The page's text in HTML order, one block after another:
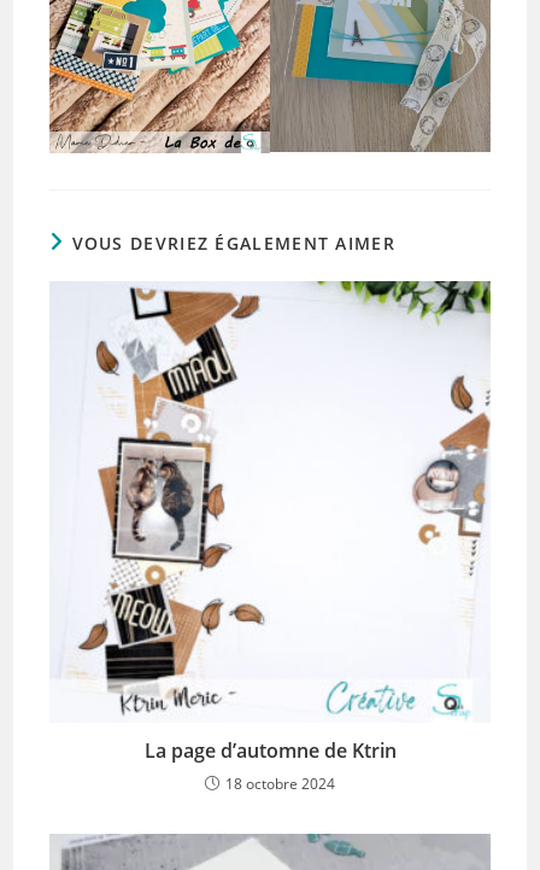
VOUS DEVRIEZ ÉGALEMENT AIMER
La page d’automne de Ktrin
18 octobre 2024